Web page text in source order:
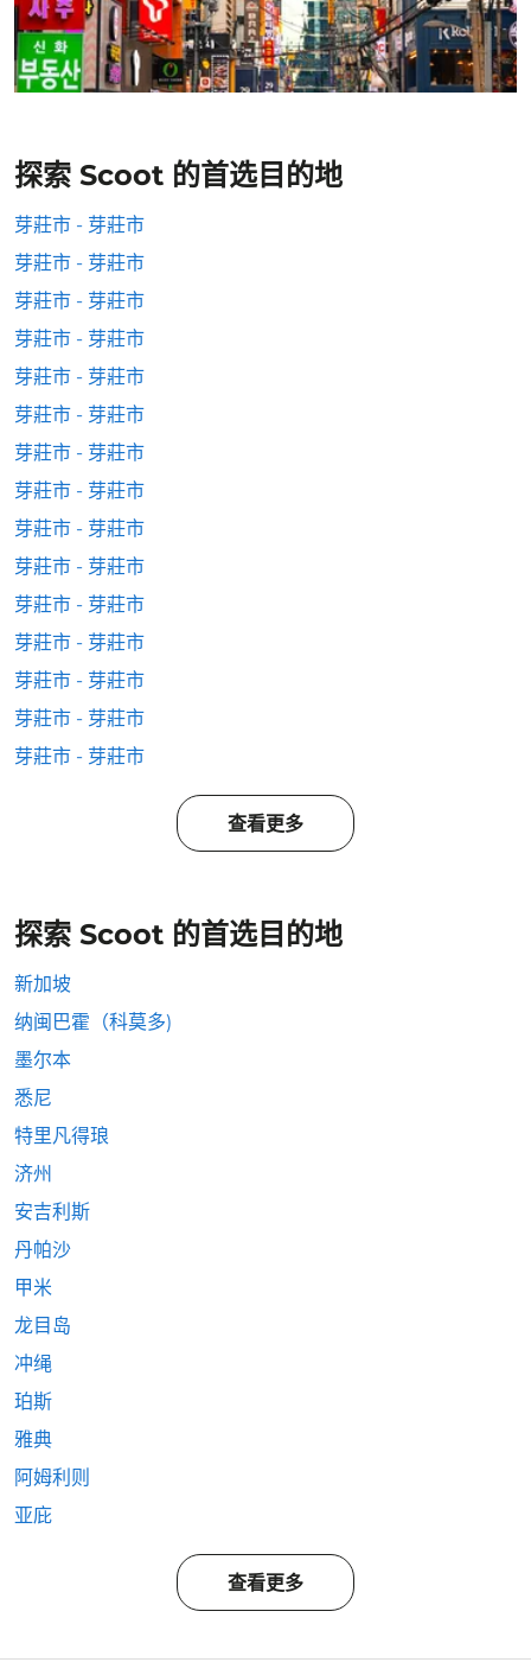
探索 Scoot 的首选目的地
芽莊市 - 芽莊市
芽莊市 - 芽莊市
芽莊市 - 芽莊市
芽莊市 - 芽莊市
芽莊市 - 芽莊市
芽莊市 - 芽莊市
芽莊市 - 芽莊市
芽莊市 - 芽莊市
芽莊市 - 芽莊市
芽莊市 - 芽莊市
芽莊市 - 芽莊市
芽莊市 - 芽莊市
芽莊市 - 芽莊市
芽莊市 - 芽莊市
芽莊市 - 芽莊市
查看更多
探索 Scoot 的首选目的地
新加坡
纳闽巴霍（科莫多)
墨尔本
悉尼
特里凡得琅
济州
安吉利斯
丹帕沙
甲米
龙目岛
冲绳
珀斯
雅典
阿姆利则
亚庇
查看更多